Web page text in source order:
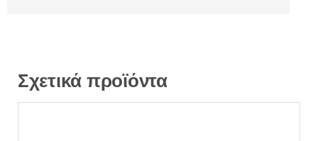
Σχετικά προϊόντα